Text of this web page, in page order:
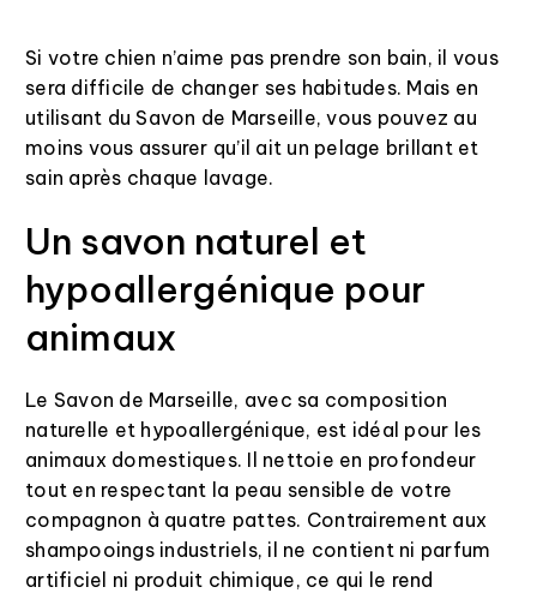
Si votre chien n’aime pas prendre son bain, il vous
sera difficile de changer ses habitudes. Mais en
utilisant du Savon de Marseille, vous pouvez au
moins vous assurer qu’il ait un pelage brillant et
sain après chaque lavage.
Un savon naturel et
hypoallergénique pour
animaux
Le Savon de Marseille, avec sa composition
naturelle et hypoallergénique, est idéal pour les
animaux domestiques. Il nettoie en profondeur
tout en respectant la peau sensible de votre
compagnon à quatre pattes. Contrairement aux
shampooings industriels, il ne contient ni parfum
artificiel ni produit chimique, ce qui le rend